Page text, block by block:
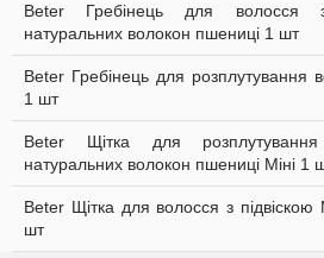
Beter Гребінець для
натуральних волокон пшениці 1 шт
Beter Гребінець для розплутування
1 шт
Beter Щітка для
натуральних волокон пшениці Міні 1
Beter Щітка для волосся з
шт